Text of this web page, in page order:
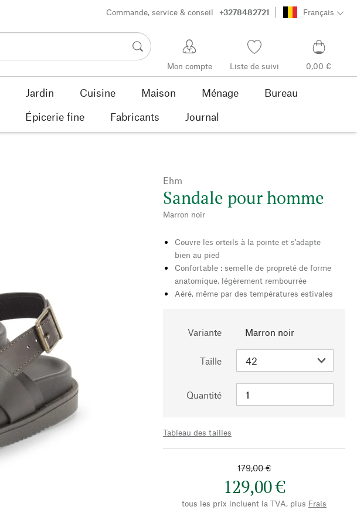
Commande, service & conseil +3278482721 Français
Mon compte Liste de suivi 0,00 €
Jardin Cuisine Maison Ménage
Bureau
Épicerie fine Fabricants Journal
Ehm
Sandale pour homme
Marron noir
Couvre les orteils à la pointe et s'adapte
bien au pied
Confortable : semelle de propreté de forme
anatomique, légèrement rembourrée
Aéré, même par des températures estivales
Variante Marron noir
Taille
Quantité
Tableau des tailles
179,00 €
129,00 €
tous les prix incluent la TVA, plus Frais